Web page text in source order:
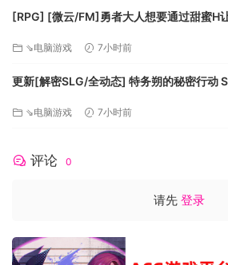
[RPG] [微云/FM]勇者大人想要通过甜蜜H让她怀上孩子 -女神与淫
⇘电脑游戏 7小时前
更新[解密SLG/全动态] 特务朔的秘密行动
⇘电脑游戏 7小时前
评论 0
请先 登录